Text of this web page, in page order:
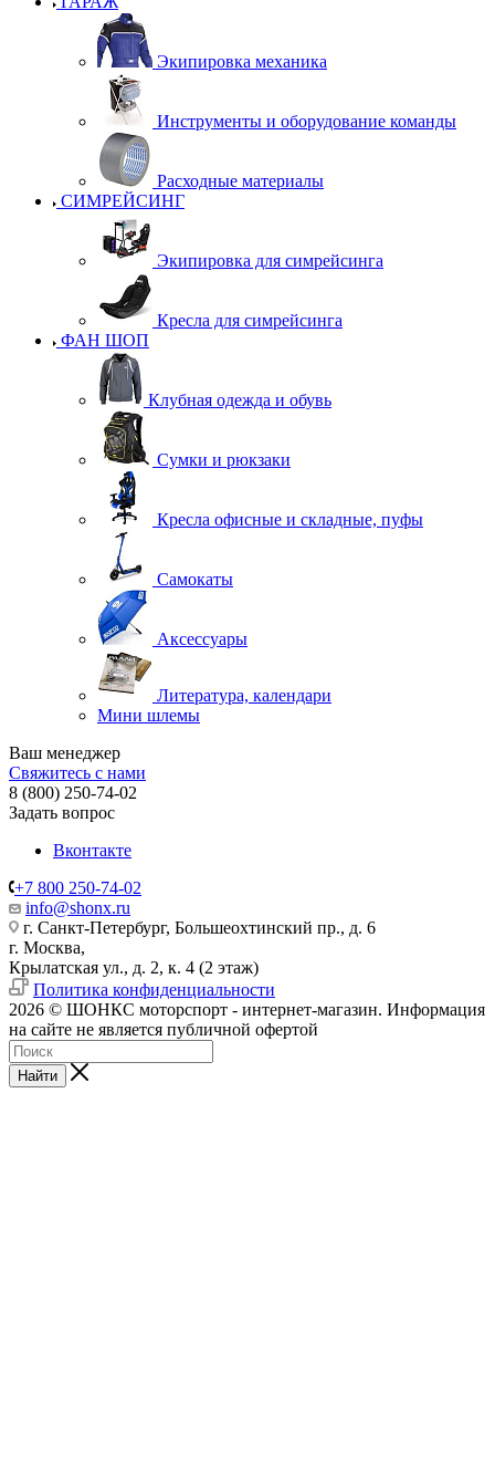
Экипировка механика
Инструменты и оборудование команды
Расходные материалы
СИМРЕЙСИНГ
Экипировка для симрейсинга
Кресла для симрейсинга
ФАН ШОП
Клубная одежда и обувь
Сумки и рюкзаки
Кресла офисные и складные, пуфы
Самокаты
Аксессуары
Литература, календари
Мини шлемы
Ваш менеджер
Свяжитесь с нами
8 (800) 250-74-02
Задать вопрос
Вконтакте
+7 800 250-74-02
info@shonx.ru
г. Санкт-Петербург, Большеохтинский пр., д. 6
г. Москва,
Крылатская ул., д. 2, к. 4 (2 этаж)
Политика конфиденциальности
2026 © ШОНКС моторспорт - интернет-магазин. Информация
на сайте не является публичной офертой
Найти